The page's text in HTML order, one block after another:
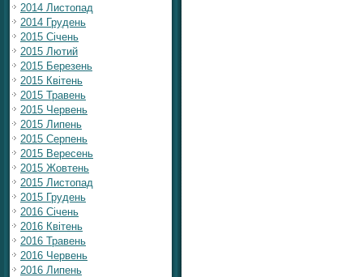
2014 Листопад
2014 Грудень
2015 Січень
2015 Лютий
2015 Березень
2015 Квітень
2015 Травень
2015 Червень
2015 Липень
2015 Серпень
2015 Вересень
2015 Жовтень
2015 Листопад
2015 Грудень
2016 Січень
2016 Квітень
2016 Травень
2016 Червень
2016 Липень